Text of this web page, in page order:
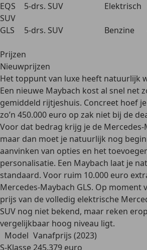
EQS
SUV
5-drs. SUV Elektrisch
GLS
5-drs. SUV Benzine
Prijzen
Nieuwprijzen
Het toppunt van luxe heeft natuurlijk
Een nieuwe Maybach kost al snel net
gemiddeld rijtjeshuis. Concreet hoef
zo’n 450.000 euro op zak niet bij de
Voor dat bedrag krijg je de Mercedes-
maar dan moet je natuurlijk nog
aanvinken van opties en het
personalisatie. Een Maybach laat je
standaard. Voor ruim 10.000 euro
Mercedes-Maybach GLS. Op moment
prijs van de volledig elektrische
SUV nog niet bekend, maar reken
vergelijkbaar hoog niveau ligt.
Model Vanafprijs (2023)
S-Klasse245.379 euro